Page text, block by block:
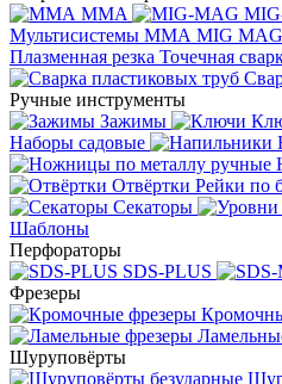
MMA
Мультисистемы ММА MIG
Плазменная резка Точечная
Ручные инструменты
Зажимы
Наборы садовые
Отвёртки Рейки по
Секаторы
Шаблоны
Перфораторы
SDS-PLUS
Фрезеры
Шуруповёрты